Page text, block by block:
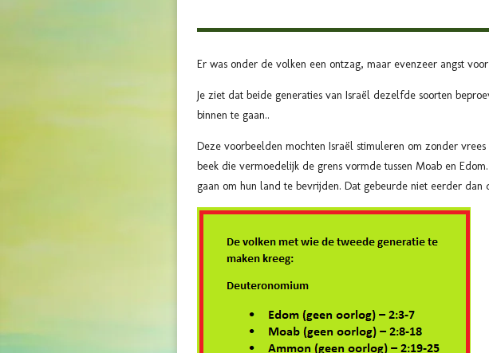
Er was onder de volken een ontzag, maar evenzeer angst
Je ziet dat beide generaties van Israël dezelfde soorten
binnen te gaan..
Deze voorbeelden mochten Israël stimuleren om zonder
beek die vermoedelijk de grens vormde tussen Moab en
gaan om hun land te bevrijden. Dat gebeurde niet eerder